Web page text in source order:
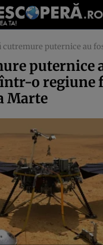
puternice au fost înregistrate într-o regiune
puternice
o regiune
Marte